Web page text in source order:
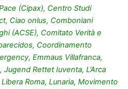
(Cipax), Centro Studi
Ciao onlus, Comboniani
(ACSE), Comitato Verità e
Coordinamento
Emmaus Villafranca,
Rettet Iuventa, L’Arca
Roma, Lunaria, Movimento